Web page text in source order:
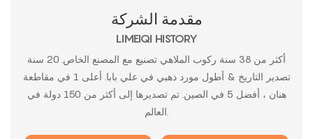
مقدمة الشركة
LIMEIQI HISTORY
أكثر من 38 سنة ركوب الملاهي تصنيع مع المصنع الخاص. 20 سنة
تصدير التاريخ & أطول مورد ذهبي في علي بابا. أعلى 1 في مقاطعة
هنان ، أفضل 5 في الصين. تم تصديرها إلى أكثر من 150 دولة في
العالم.